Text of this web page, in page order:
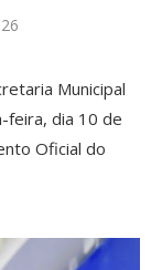
Municipal
feira, dia 10 de
Oficial do